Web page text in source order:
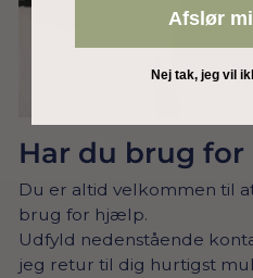
Har du brug
Du er altid velkommen til
brug for hjælp.
Udfyld nedenstående
jeg retur til dig hurtigst
Afslør
Nej tak, jeg vil